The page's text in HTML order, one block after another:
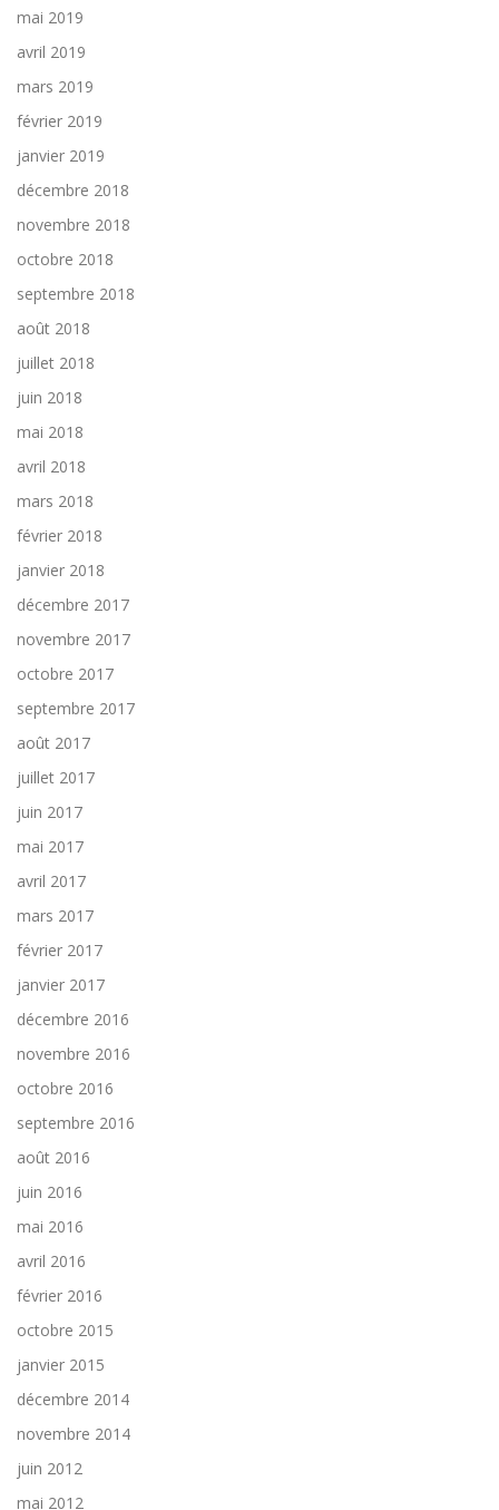
mai 2019
avril 2019
mars 2019
février 2019
janvier 2019
décembre 2018
novembre 2018
octobre 2018
septembre 2018
août 2018
juillet 2018
juin 2018
mai 2018
avril 2018
mars 2018
février 2018
janvier 2018
décembre 2017
novembre 2017
octobre 2017
septembre 2017
août 2017
juillet 2017
juin 2017
mai 2017
avril 2017
mars 2017
février 2017
janvier 2017
décembre 2016
novembre 2016
octobre 2016
septembre 2016
août 2016
juin 2016
mai 2016
avril 2016
février 2016
octobre 2015
janvier 2015
décembre 2014
novembre 2014
juin 2012
mai 2012